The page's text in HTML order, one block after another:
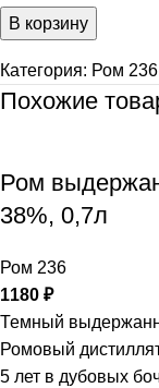
В корзину
Категория: Ром 236
Похожие
Ром
38%, 0,7л
Ром 236
1180 ₽
Темный
Ромовый
5 лет в дубовых